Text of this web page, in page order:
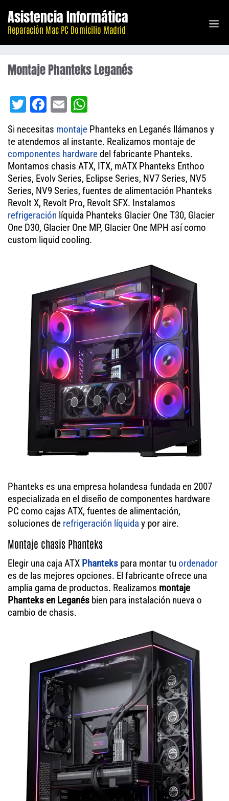
contenido
Asistencia Informática
Reparación Mac PC Domicilio Madrid
Montaje Phanteks Leganés
T
tt
er
Fa
bo
ok
E
ail
ha
ts
A
pp
Si necesitas montaje Phanteks en Leganés llámanos y
te atendemos al instante. Realizamos montaje de
componentes hardwaredel fabricante Phanteks.
Montamos chasis ATX, ITX, mATX Phanteks Enthoo
Series, Evolv Series, Eclipse Series, NV7 Series, NV5
Series, NV9 Series, fuentes de alimentación Phanteks
Revolt X, Revolt Pro, Revolt SFX. Instalamos
refrigeración líquida Phanteks Glacier One T30, Glacier
One D30, Glacier One MP, Glacier One MPH así como
custom liquid cooling.
Phanteks es una empresa holandesa fundada en 2007
especializada en el diseño de componentes hardware
PC como cajas ATX, fuentes de alimentación,
soluciones de refrigeración líquida y por aire.
Montaje chasis Phanteks
Elegir una caja ATX Phanteks para montar tu ordenador
es de las mejores opciones. El fabricante ofrece una
amplia gama de productos. Realizamos montaje
Phanteks en Leganés bien para instalación nueva o
cambio de chasis.